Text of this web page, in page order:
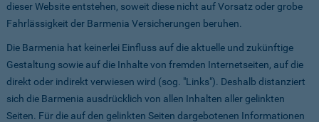
dieser Website entstehen, soweit diese nicht auf Vorsatz oder grobe
Fahrlässigkeit der Barmenia Versicherungen beruhen.
Die Barmenia hat keinerlei Einfluss auf die aktuelle und zukünftige
Gestaltung sowie auf die Inhalte von fremden Internetseiten, auf die
direkt oder indirekt verwiesen wird (sog. "Links"). Deshalb distanziert
sich die Barmenia ausdrücklich von allen Inhalten aller gelinkten
Seiten. Für die auf den gelinkten Seiten dargebotenen Informationen